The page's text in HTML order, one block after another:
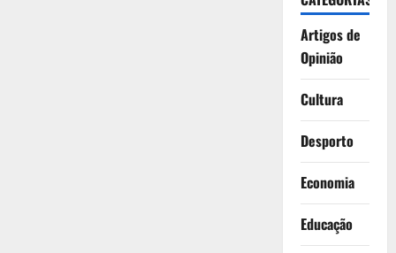
Artigos de
Opinião
Cultura
Desporto
Economia
Educação